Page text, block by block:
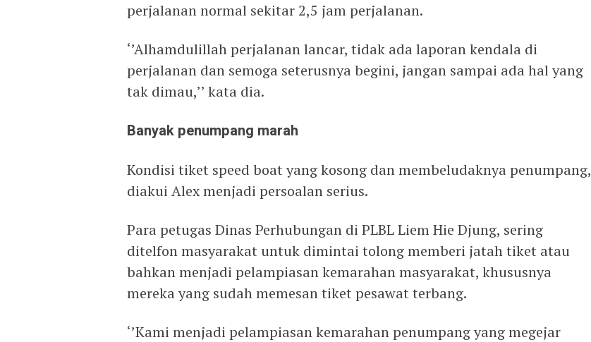
perjalanan normal sekitar 2,5 jam perjalanan.
‘’Alhamdulillah perjalanan lancar, tidak ada laporan kendala di
perjalanan dan semoga seterusnya begini, jangan sampai ada hal yang
tak dimau,’’ kata dia.
Banyak penumpang marah
Kondisi tiket speed boat yang kosong dan membeludaknya penumpang,
diakui Alex menjadi persoalan serius.
Para petugas Dinas Perhubungan di PLBL Liem Hie Djung, sering
ditelfon masyarakat untuk dimintai tolong memberi jatah tiket atau
bahkan menjadi pelampiasan kemarahan masyarakat, khususnya
mereka yang sudah memesan tiket pesawat terbang.
‘’Kami menjadi pelampiasan kemarahan penumpang yang megejar